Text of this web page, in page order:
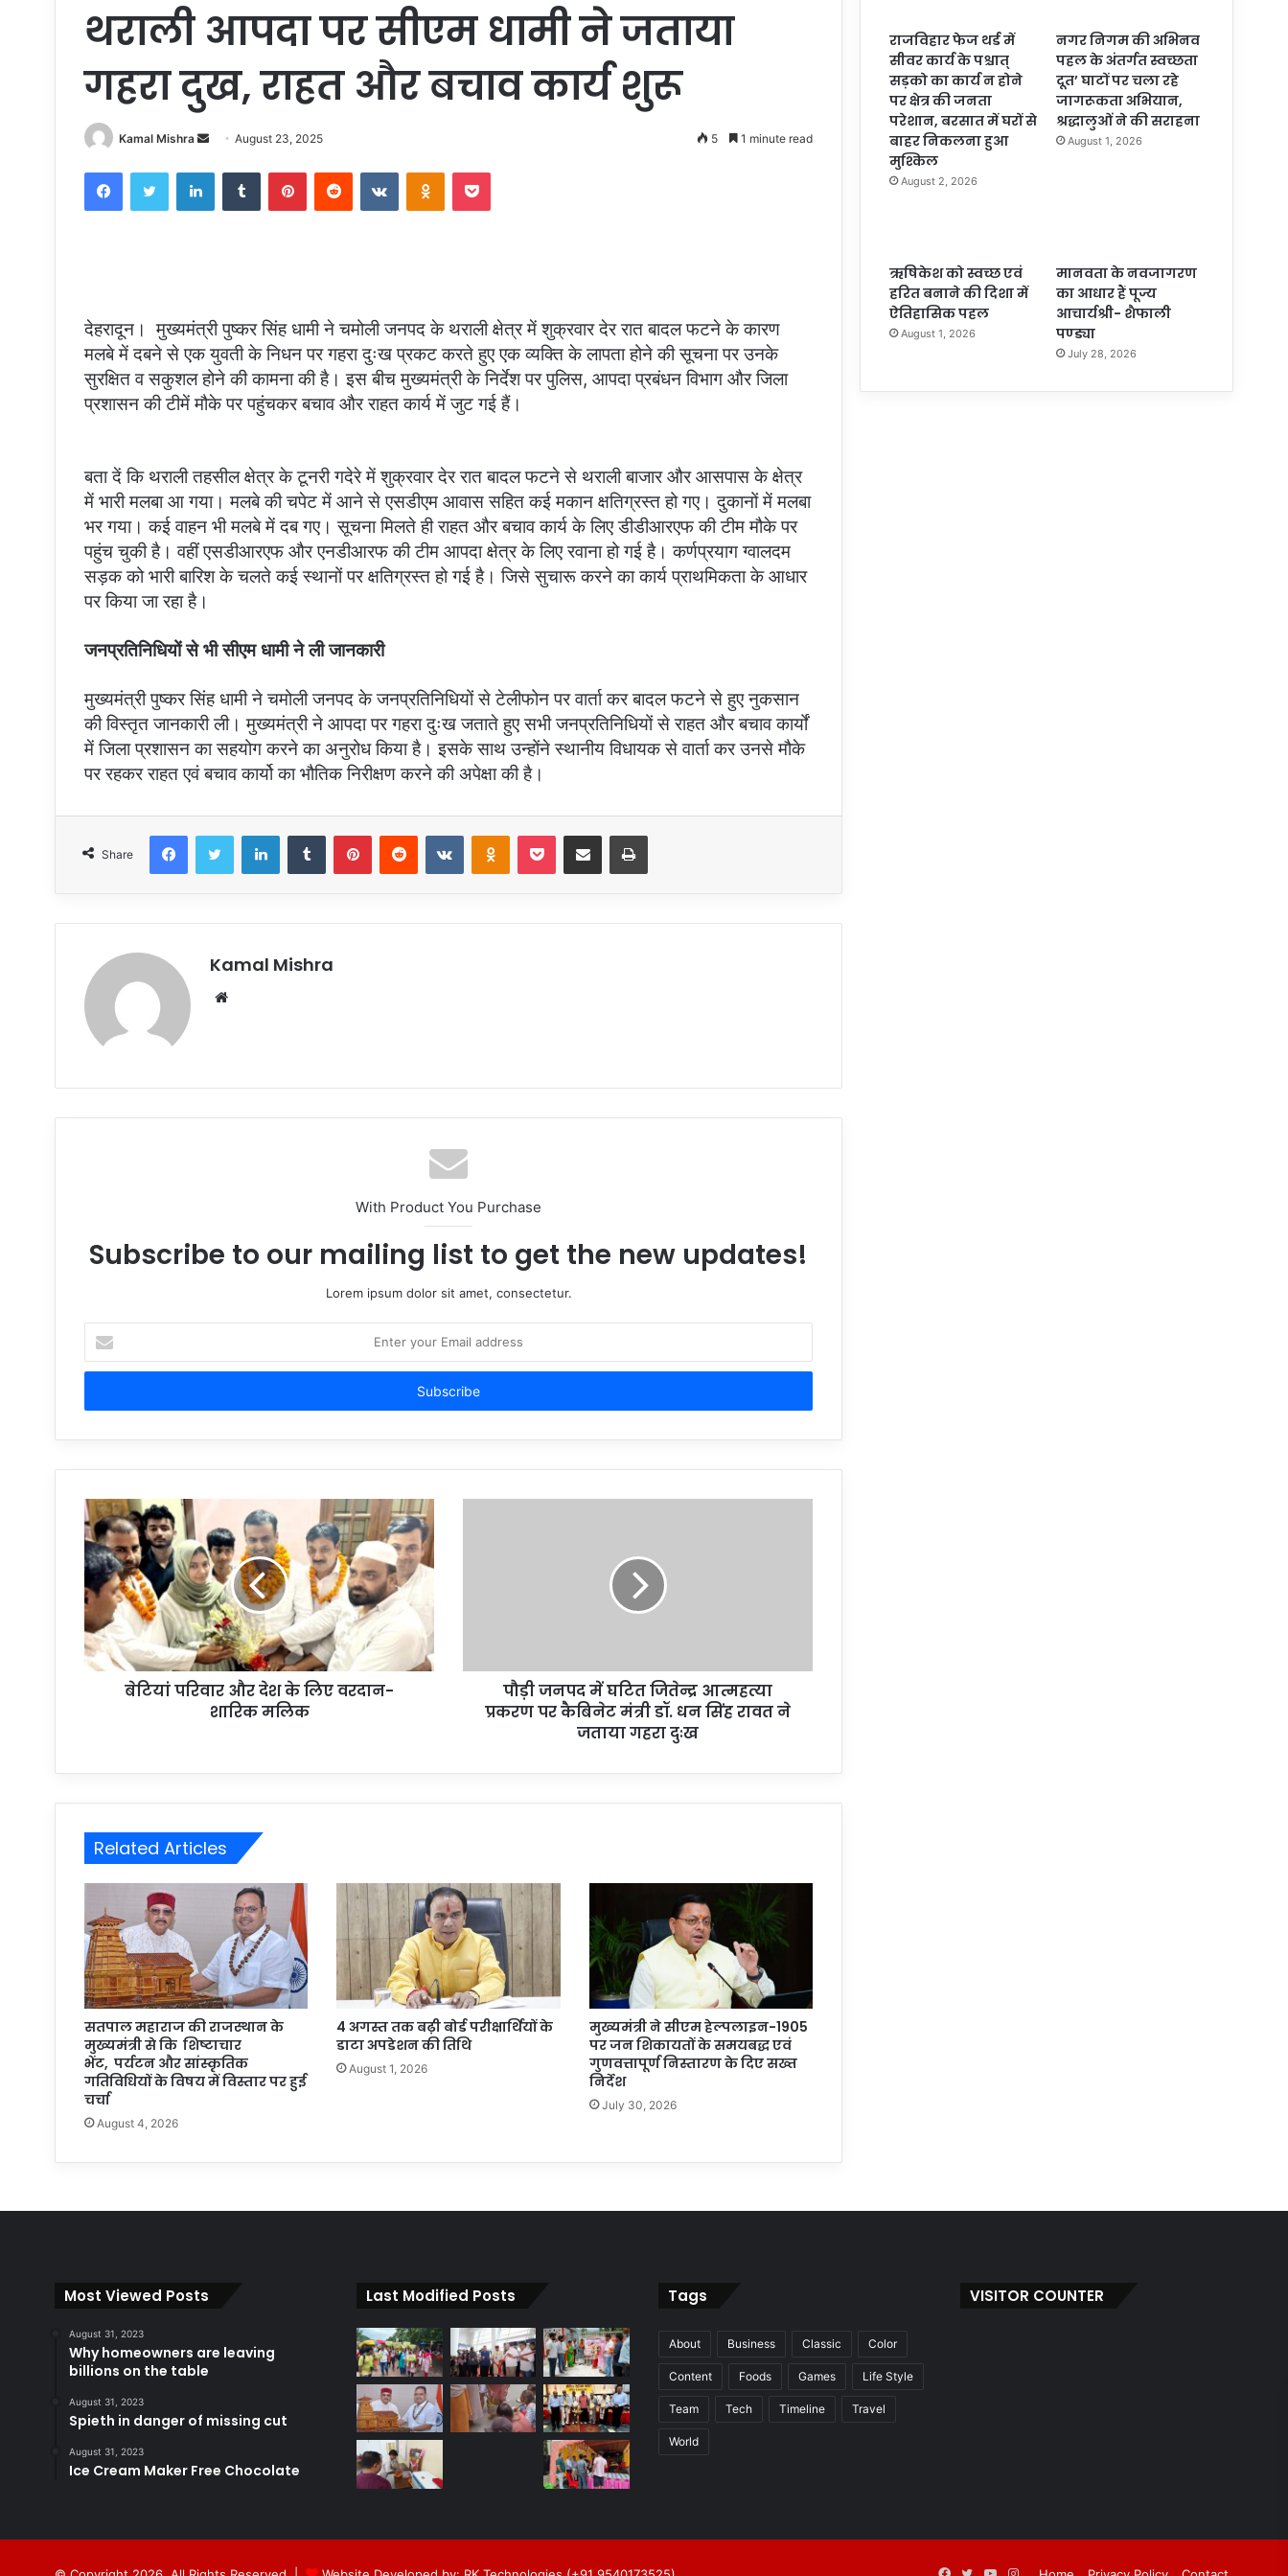
थराली आपदा पर सीएम धामी ने जताया
गहरा दुख, राहत और बचाव कार्य शुरू
Kamal Mishra
Send August 23, 2025 5 1 minute read
FacebookTwitter LinkedInTumblr PinterestReddit VKontakteOdnoklassniki
Pocket
देहरादून। मुख्यमंत्री पुष्कर सिंह धामी ने चमोली जनपद के थराली क्षेत्र में शुक्रवार देर रात बादल फटने के कारण
मलबे में दबने से एक युवती के निधन पर गहरा दुःख प्रकट करते हुए एक व्यक्ति के लापता होने की सूचना पर उनके
सुरक्षित व सकुशल होने की कामना की है। इस बीच मुख्यमंत्री के निर्देश पर पुलिस, आपदा प्रबंधन विभाग और जिला
प्रशासन की टीमें मौके पर पहुंचकर बचाव और राहत कार्य में जुट गई हैं।
बता दें कि थराली तहसील क्षेत्र के टूनरी गदेरे में शुक्रवार देर रात बादल फटने से थराली बाजार और आसपास के क्षेत्र
में भारी मलबा आ गया। मलबे की चपेट में आने से एसडीएम आवास सहित कई मकान क्षतिग्रस्त हो गए। दुकानों में मलबा
भर गया। कई वाहन भी मलबे में दब गए। सूचना मिलते ही राहत और बचाव कार्य के लिए डीडीआरएफ की टीम मौके पर
पहुंच चुकी है। वहीं एसडीआरएफ और एनडीआरफ की टीम आपदा क्षेत्र के लिए रवाना हो गई है। कर्णप्रयाग ग्वालदम
सड़क को भारी बारिश के चलते कई स्थानों पर क्षतिग्रस्त हो गई है। जिसे सुचारू करने का कार्य प्राथमिकता के आधार
पर किया जा रहा है।
जनप्रतिनिधियों से भी सीएम धामी ने ली जानकारी
मुख्यमंत्री पुष्कर सिंह धामी ने चमोली जनपद के जनप्रतिनिधियों से टेलीफोन पर वार्ता कर बादल फटने से हुए नुकसान
की विस्तृत जानकारी ली। मुख्यमंत्री ने आपदा पर गहरा दुःख जताते हुए सभी जनप्रतिनिधियों से राहत और बचाव कार्यों
में जिला प्रशासन का सहयोग करने का अनुरोध किया है। इसके साथ उन्होंने स्थानीय विधायक से वार्ता कर उनसे मौके
पर रहकर राहत एवं बचाव कार्यो का भौतिक निरीक्षण करने की अपेक्षा की है।
Share
FacebookTwitter LinkedInTumblr PinterestReddit VKontakteOdnoklassniki
Pocket Share via Email Print
Kamal Mishra
Website
With Product You Purchase
Subscribe to our mailing list to get the new updates!
Lorem ipsum dolor sit amet, consectetur.
your
Email
बेटियां परिवार और देश के लिए वरदान-
शारिक मलिक
पौड़ी जनपद में घटित जितेन्द्र आत्महत्या
प्रकरण पर कैबिनेट मंत्री डॉ. धन सिंह रावत ने
जताया गहरा दुःख
Related Articles
सतपाल महाराज की राजस्थान के
मुख्यमंत्री से कि शिष्टाचार
भेंट, पर्यटन और सांस्कृतिक
गतिविधियों के विषय में विस्तार पर हुई
चर्चा
August 4, 2026
4 अगस्त तक बढ़ी बोर्ड परीक्षार्थियों के
डाटा अपडेशन की तिथि
August 1, 2026
मुख्यमंत्री ने सीएम हेल्पलाइन-1905
पर जन शिकायतों के समयबद्ध एवं
गुणवत्तापूर्ण निस्तारण के दिए सख्त
निर्देश
July 30, 2026
राजविहार फेज थर्ड में
सीवर कार्य के पश्चात्
सड़को का कार्य न होने
पर क्षेत्र की जनता
परेशान, बरसात में घरों से
बाहर निकलना हुआ
मुश्किल
August 2, 2026
नगर निगम की अभिनव
पहल के अंतर्गत स्वच्छता
दूत’ घाटों पर चला रहे
जागरूकता अभियान,
श्रद्धालुओं ने की सराहना
August 1, 2026
ऋषिकेश को स्वच्छ एवं
हरित बनाने की दिशा में
ऐतिहासिक पहल
August 1, 2026
मानवता के नवजागरण
का आधार हैं पूज्य
आचार्यश्री- शैफाली
पण्ड्या
July 28, 2026
Most Viewed Posts
August 31, 2023
Why homeowners are leaving
billions on the table
August 31, 2023
Spieth in danger of missing cut
August 31, 2023
Ice Cream Maker Free Chocolate
Last Modified Posts Tags
About Business Classic Color
Content Foods Games Life Style
Team Tech Timeline Travel
World
VISITOR COUNTER